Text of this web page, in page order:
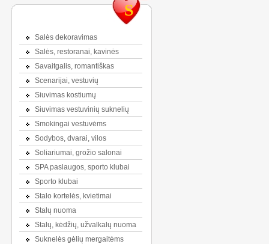
S
Salės dekoravimas
Salės, restoranai, kavinės
Savaitgalis, romantiškas
Scenarijai, vestuvių
Siuvimas kostiumų
Siuvimas vestuvinių suknelių
Smokingai vestuvėms
Sodybos, dvarai, vilos
Soliariumai, grožio salonai
SPA paslaugos, sporto klubai
Sporto klubai
Stalo kortelės, kvietimai
Stalų nuoma
Stalų, kėdžių, užvalkalų nuoma
Suknelės gėlių mergaitėms